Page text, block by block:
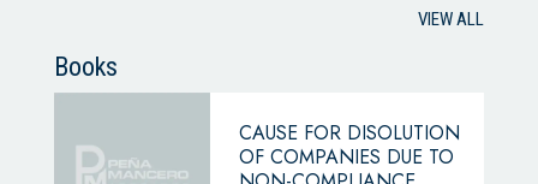
VIEW ALL
Books
CAUSE FOR DISOLUTION
OF COMPANIES DUE TO